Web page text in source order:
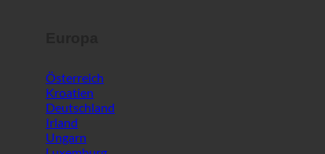
Österreich
Kroatien
Deutschland
Irland
Ungarn
Luxemburg